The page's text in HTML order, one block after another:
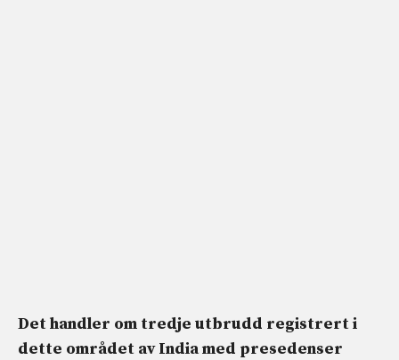
Det handler om tredje utbrudd registrert i
dette området av India med presedenser